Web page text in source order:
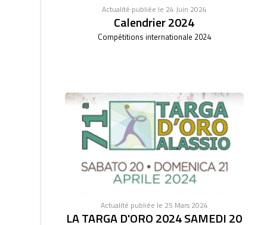
Actualité publiée le 24 Juin 2024
Calendrier 2024
Compétitions internationale 2024
Actualité publiée le 25 Mars 2024
LA TARGA D'ORO 2024 SAMEDI 20